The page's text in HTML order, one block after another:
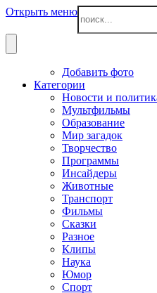
Открыть меню
Добавить фото
Категории
Новости и
Мультфильмы
Образование
Мир загадок
Творчество
Программы
Инсайдеры
Животные
Транспорт
Фильмы
Сказки
Разное
Клипы
Наука
Юмор
Спорт